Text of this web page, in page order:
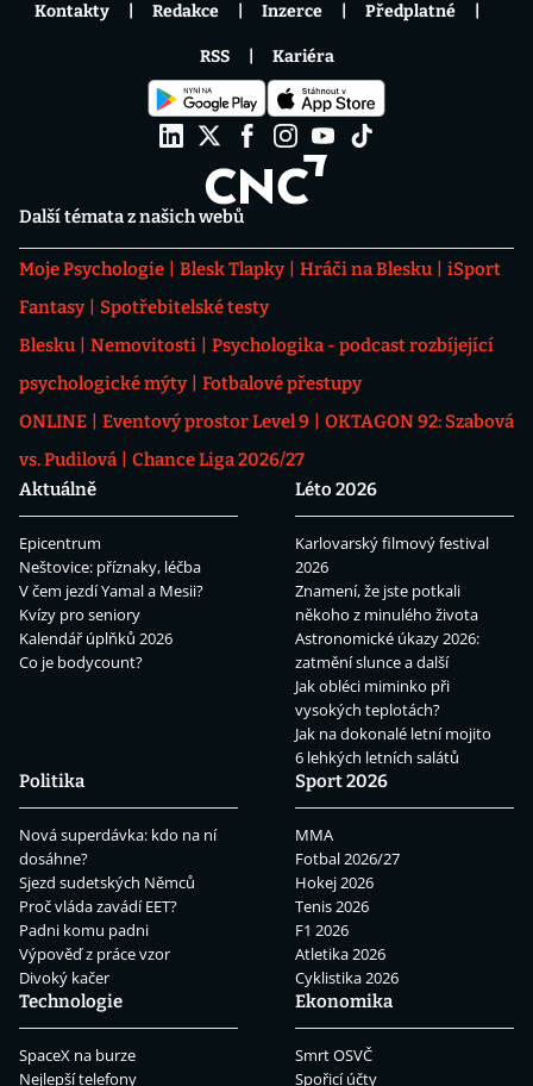
Další témata z našich webů
Moje Psychologie Blesk Tlapky Hráči na Blesku
iSport
Fantasy
Spotřebitelské testy
Blesku
Nemovitosti
Psychologika - podcast rozbíjející
psychologické mýty
Fotbalové přestupy
ONLINE
Eventový prostor Level 9
OKTAGON 92: Szabová
vs. Pudilová
Chance Liga 2026/27
Aktuálně
Epicentrum
Neštovice: příznaky, léčba
V čem jezdí Yamal a Mesii?
Kvízy pro seniory
Kalendář úplňků 2026
Co je bodycount?
Léto 2026
Karlovarský filmový festival
2026
Znamení, že jste potkali
někoho z minulého života
Astronomické úkazy 2026:
zatmění slunce a další
Jak obléci miminko při
vysokých teplotách?
Jak na dokonalé letní mojito
6 lehkých letních salátů
Politika
Nová superdávka: kdo na ní
dosáhne?
Sjezd sudetských Němců
Proč vláda zavádí EET?
Padni komu padni
Výpověď z práce vzor
Divoký kačer
Sport 2026
MMA
Fotbal 2026/27
Hokej 2026
Tenis 2026
F1 2026
Atletika 2026
Cyklistika 2026
Technologie
SpaceX na burze
Nejlepší telefony
Ekonomika
Smrt OSVČ
Spořicí účty
Kontakty Redakce Inzerce Předplatné
RSS Kariéra